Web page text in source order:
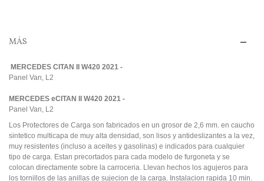
MÁS
MERCEDES CITAN II W420 2021 -
Panel Van, L2
MERCEDES eCITAN II W420 2021 -
Panel Van, L2
Los Protectores de Carga son fabricados en un grosor de 2,6 mm. en caucho
sintetico multicapa de muy alta densidad, son lisos y antideslizantes a la vez,
muy resistentes (incluso a aceites y gasolinas) e indicados para cualquier
tipo de carga. Estan precortados para cada modelo de furgoneta y se
colocan directamente sobre la carroceria. Llevan hechos los agujeros para
los tornillos de las anillas de sujecion de la carga. Instalacion rapida 10 min.